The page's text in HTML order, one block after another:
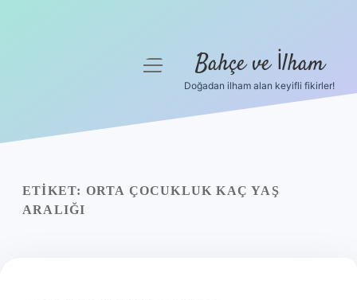
Yasal Uyarı
menüyü
Bahçe ve İlham
Doğadan ilham alan keyifli fikirler!
ETIKET: ORTA ÇOCUKLUK KAÇ YAŞ
ARALIĞI